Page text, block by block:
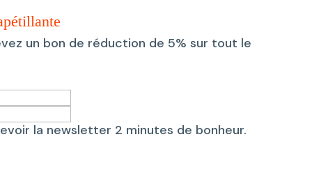
un bon de réduction de 5% sur tout le
la newsletter 2 minutes de bonheur.